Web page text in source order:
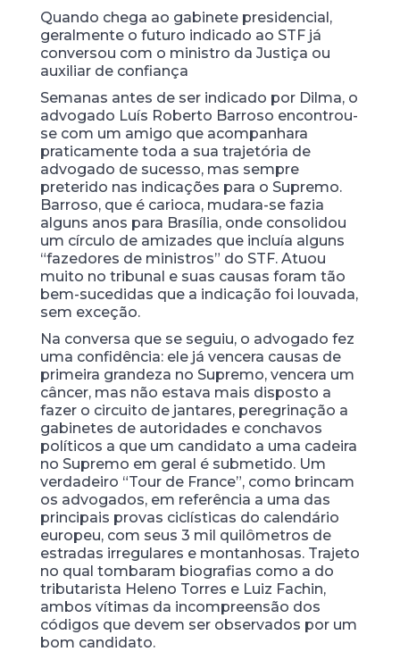
Quando chega ao gabinete presidencial,
geralmente o futuro indicado ao STF já
conversou com o ministro da Justiça ou
auxiliar de confiança
Semanas antes de ser indicado por Dilma, o
advogado Luís Roberto Barroso encontrou-
se com um amigo que acompanhara
praticamente toda a sua trajetória de
advogado de sucesso, mas sempre
preterido nas indicações para o Supremo.
Barroso, que é carioca, mudara-se fazia
alguns anos para Brasília, onde consolidou
um círculo de amizades que incluía alguns
“fazedores de ministros” do STF. Atuou
muito no tribunal e suas causas foram tão
bem-sucedidas que a indicação foi louvada,
sem exceção.
Na conversa que se seguiu, o advogado fez
uma confidência: ele já vencera causas de
primeira grandeza no Supremo, vencera um
câncer, mas não estava mais disposto a
fazer o circuito de jantares, peregrinação a
gabinetes de autoridades e conchavos
políticos a que um candidato a uma cadeira
no Supremo em geral é submetido. Um
verdadeiro “Tour de France”, como brincam
os advogados, em referência a uma das
principais provas ciclísticas do calendário
europeu, com seus 3 mil quilômetros de
estradas irregulares e montanhosas. Trajeto
no qual tombaram biografias como a do
tributarista Heleno Torres e Luiz Fachin,
ambos vítimas da incompreensão dos
códigos que devem ser observados por um
bom candidato.